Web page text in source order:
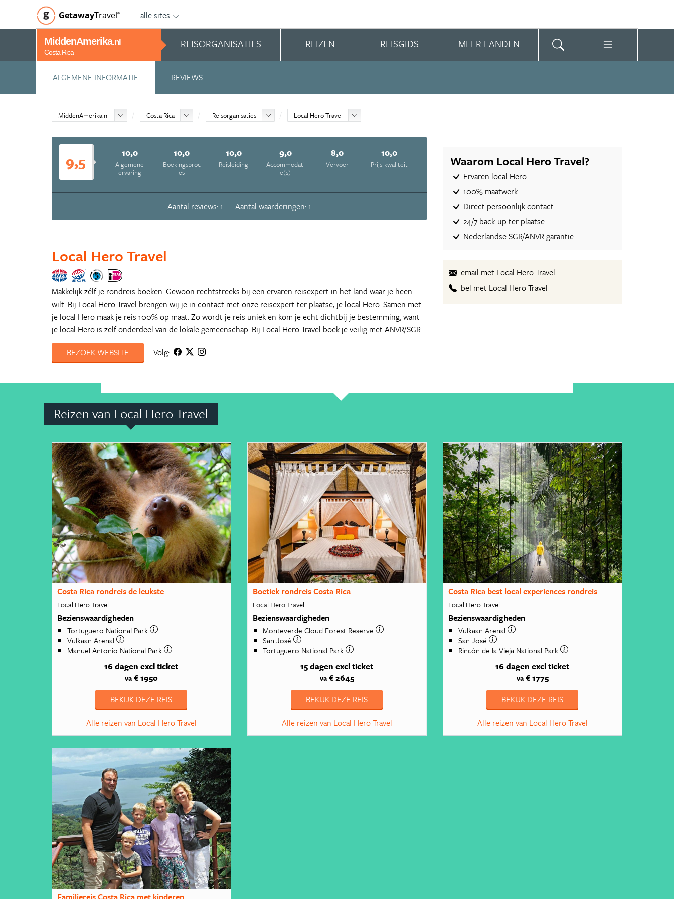
GetawayTravel© alle sites
MiddenAmerika.nl
Costa Rica
REISORGANISATIES REIZEN REISGIDS MEER LANDEN
ALGEMENE INFORMATIE REVIEWS
MiddenAmerika.nl Costa Rica Reisorganisaties Local Hero Travel
9,5 10,0
Algemene
ervaring
10,0
Boekingsproc
es
10,0
Reisleiding
9,0
Accommodati
e(s)
8,0
Vervoer
10,0
Prijs-kwaliteit
Aantal reviews: 1 Aantal waarderingen: 1
Local Hero Travel
Makkelijk zélf je rondreis boeken. Gewoon rechtstreeks bij een ervaren reisexpert in het land waar je heen
wilt. Bij Local Hero Travel brengen wij je in contact met onze reisexpert ter plaatse, je local Hero. Samen met
je local Hero maak je reis 100% op maat. Zo wordt je reis uniek en kom je echt dichtbij je bestemming, want
je local Hero is zelf onderdeel van de lokale gemeenschap. Bij Local Hero Travel boek je veilig met ANVR/SGR.
BEZOEK WEBSITE
Volg:
Waarom Local Hero Travel?
Ervaren local Hero
100% maatwerk
Direct persoonlijk contact
24/7 back-up ter plaatse
Nederlandse SGR/ANVR garantie
email met Local Hero Travel
bel met Local Hero Travel
Reizen van Local Hero Travel
Costa Rica rondreis de leukste
Local Hero Travel
Bezienswaardigheden
Tortuguero National Park
Vulkaan Arenal
Manuel Antonio National Park
16 dagen excl ticket
va€ 1950
BEKIJK DEZE REIS
Alle reizen van Local Hero Travel
Boetiek rondreis Costa Rica
Local Hero Travel
Bezienswaardigheden
Monteverde Cloud Forest Reserve
San José
Tortuguero National Park
15 dagen excl ticket
va€ 2645
BEKIJK DEZE REIS
Alle reizen van Local Hero Travel
Costa Rica best local experiences rondreis
Local Hero Travel
Bezienswaardigheden
Vulkaan Arenal
San José
Rincón de la Vieja National Park
16 dagen excl ticket
va€ 1775
BEKIJK DEZE REIS
Alle reizen van Local Hero Travel